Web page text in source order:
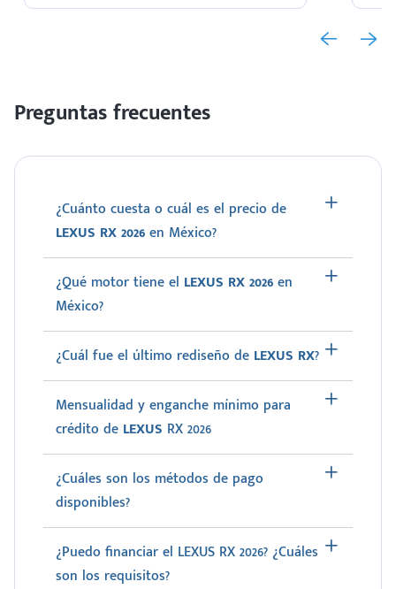
Preguntas frecuentes
¿Cuánto cuesta o cuál es el precio de
LEXUS RX 2026en México?
¿Qué motor tiene el LEXUS RX 2026en
México?
¿Cuál fue el último rediseño de LEXUS RX?
Mensualidad y enganche mínimo para
crédito de LEXUS RX 2026
¿Cuáles son los métodos de pago
disponibles?
¿Puedo financiar el LEXUS RX 2026? ¿Cuáles
son los requisitos?